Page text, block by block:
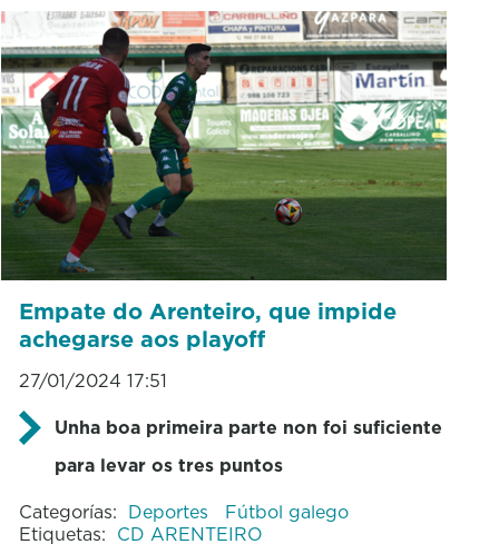
Empate do Arenteiro, que impide
achegarse aos playoff
27/01/2024 17:51
Unha boa primeira parte non foi suficiente
para levar os tres puntos
Categorías: Deportes
Fútbol galego
Etiquetas: CD ARENTEIRO